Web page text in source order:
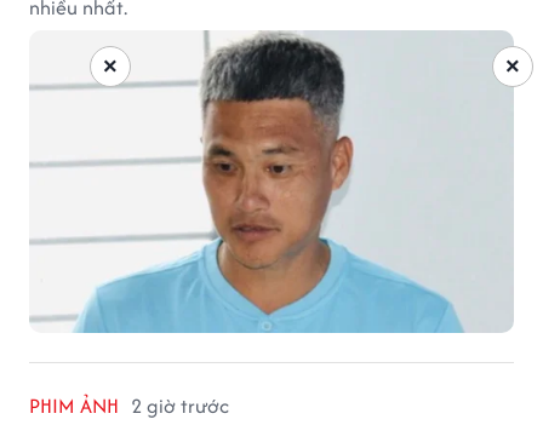
nhiều nhất.
PHIM ẢNH 2 giờ trước
×
×